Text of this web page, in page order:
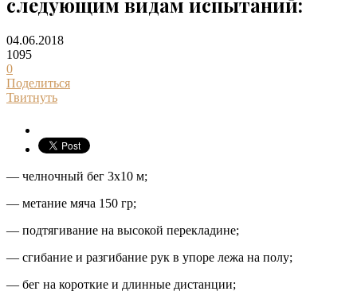
следующим видам испытаний:
04.06.2018
1095
0
Поделиться
Твитнуть
— челночный бег 3х10 м;
— метание мяча 150 гр;
— подтягивание на высокой перекладине;
— сгибание и разгибание рук в упоре лежа на полу;
— бег на короткие и длинные дистанции;